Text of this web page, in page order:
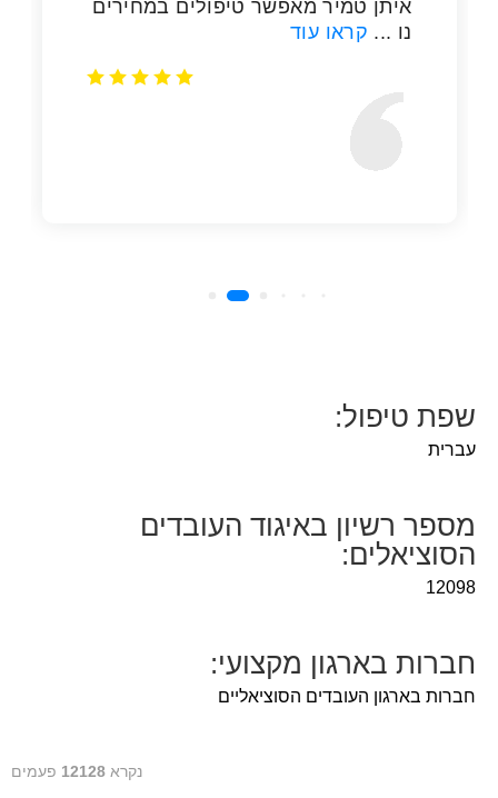
שפת טיפול:
עברית
מספר רשיון באיגוד העובדים
הסוציאלים:
12098
חברות בארגון מקצועי:
חברות בארגון העובדים הסוציאליים
נקרא 12128 פעמים